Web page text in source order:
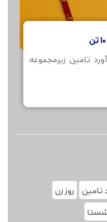
تامین زیرمجموعه
تامین
روز زن